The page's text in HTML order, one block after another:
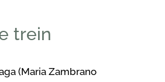
trein
(Maria Zambrano